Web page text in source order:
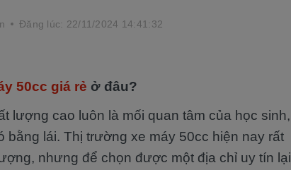
Đăng lúc: 22/11/2024 14:41:32
50cc giá rẻ ở đâu?
lượng cao luôn là mối quan tâm của học sinh,
lái. Thị trường xe máy 50cc hiện nay rất
nhưng để chọn được một địa chỉ uy tín lại